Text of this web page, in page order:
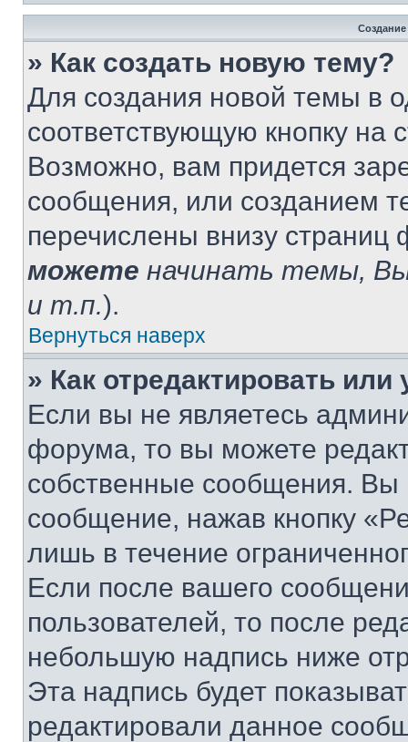
» Как создать новую тему?
Для создания новой темы в
соответствующую кнопку
Возможно, вам придется
сообщения, или созданием
перечислены внизу
можете начинать темы,
и т.п.).
Вернуться наверх
» Как отредактировать
Если вы не являетесь
форума, то вы можете
собственные сообщения. Вы
сообщение, нажав кнопку
лишь в течение
Если после вашего
пользователей, то после
небольшую надпись ниже
Эта надпись будет
редактировали данное